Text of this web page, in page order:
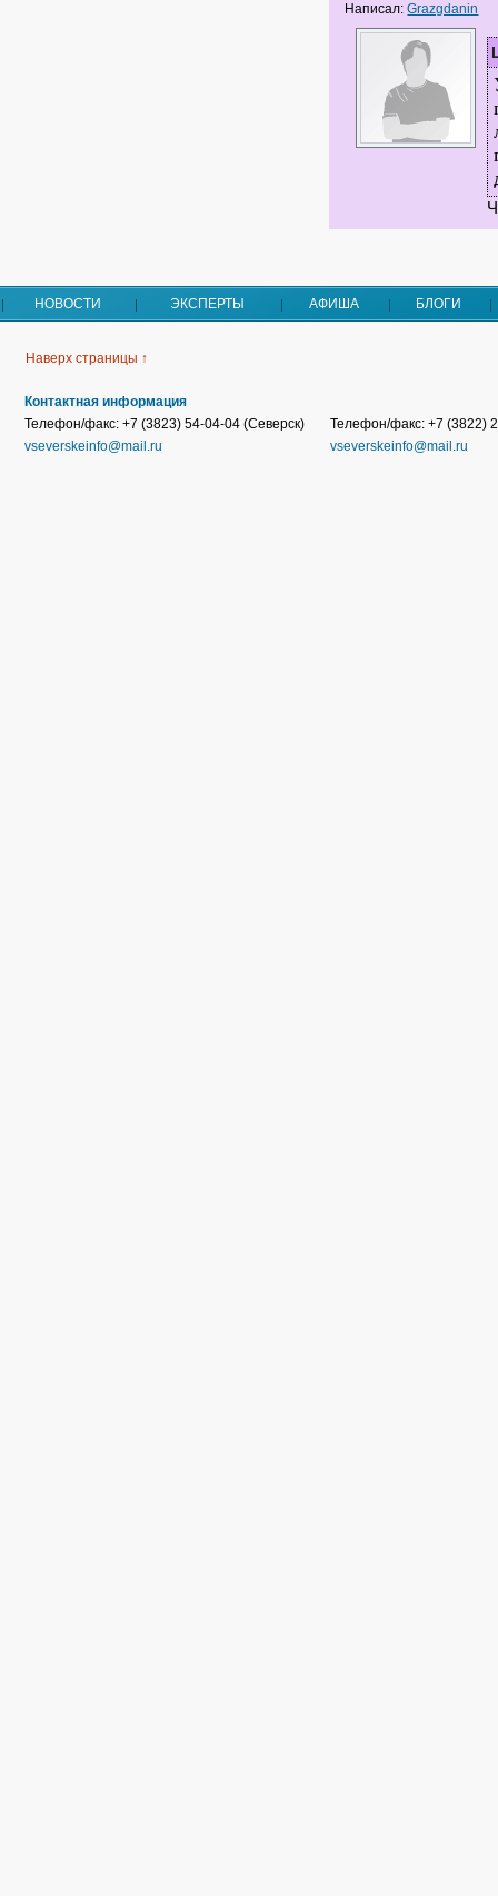
Написал:Grazgdanin
НОВОСТИ ЭКСПЕРТЫ АФИША БЛОГИ
Наверх страницы ↑
Контактная информация
Телефон/факс: +7 (3823) 54-04-04 (Северск)
vseverskeinfo@mail.ru
Телефон/факс: +7 (3822)
vseverskeinfo@mail.ru